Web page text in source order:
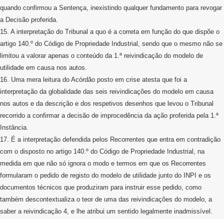
quando confirmou a Sentença, inexistindo qualquer fundamento para revogar
a Decisão proferida.
15. A interpretação do Tribunal a quo é a correta em função do que dispõe o
artigo 140.º do Código de Propriedade Industrial, sendo que o mesmo não se
limitou a valorar apenas o conteúdo da 1.ª reivindicação do modelo de
utilidade em causa nos autos.
16. Uma mera leitura do Acórdão posto em crise atesta que foi a
interpretação da globalidade das seis reivindicações do modelo em causa
nos autos e da descrição e dos respetivos desenhos que levou o Tribunal
recorrido a confirmar a decisão de improcedência da ação proferida pela 1.ª
Instância.
17. É a interpretação defendida pelos Recorrentes que entra em contradição
com o disposto no artigo 140.º do Código de Propriedade Industrial, na
medida em que não só ignora o modo e termos em que os Recorrentes
formularam o pedido de registo do modelo de utilidade junto do INPI e os
documentos técnicos que produziram para instruir esse pedido, como
também descontextualiza o teor de uma das reivindicações do modelo, a
saber a reivindicação 4, e lhe atribui um sentido legalmente inadmissível.